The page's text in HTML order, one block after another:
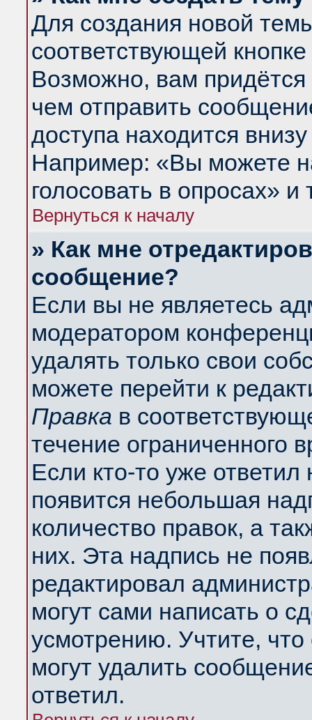
Для создания новой
соответствующей
Возможно, вам придётся
чем отправить
доступа находится
Например: «Вы можете
голосовать в опросах» и
Вернуться к началу
» Как мне
сообщение?
Если вы не являетесь
модератором
удалять только свои
можете перейти к
Правка в
течение ограниченного
Если кто-то уже
появится небольшая
количество правок, а
них. Эта надпись не
редактировал
могут сами написать о
усмотрению. Учтите,
могут удалить
ответил.